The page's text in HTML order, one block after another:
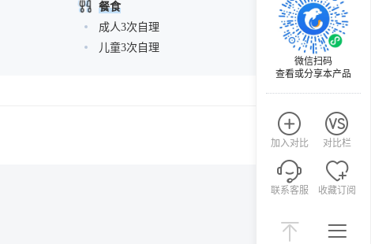
餐食
成人3次自理
儿童3次自理
微信扫码
查看或分享本产品
加入对比 对比栏
联系客服 收藏订阅